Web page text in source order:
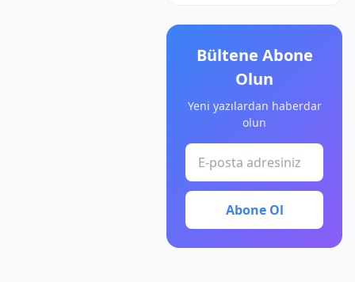
Bültene Abone
Olun
Yeni yazılardan haberdar
olun
Abone Ol